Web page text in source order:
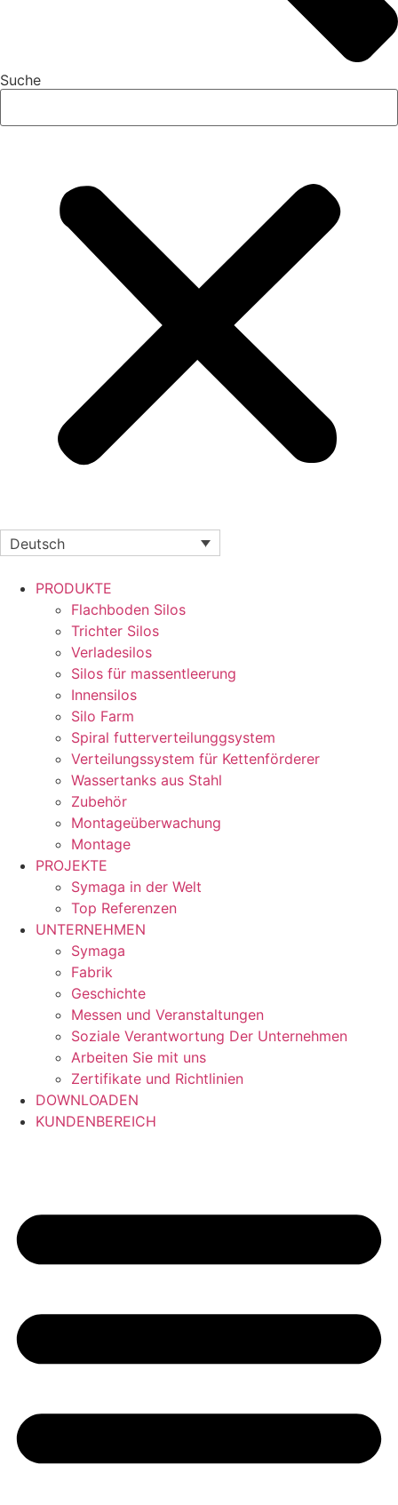
Suche
Deutsch
PRODUKTE
Flachboden Silos
Trichter Silos
Verladesilos
Silos für massentleerung
Innensilos
Silo Farm
Spiral futterverteilunggsystem
Verteilungssystem für Kettenförderer
Wassertanks aus Stahl
Zubehör
Montageüberwachung
Montage
PROJEKTE
Symaga in der Welt
Top Referenzen
UNTERNEHMEN
Symaga
Fabrik
Geschichte
Messen und Veranstaltungen
Soziale Verantwortung Der Unternehmen
Arbeiten Sie mit uns
Zertifikate und Richtlinien
DOWNLOADEN
KUNDENBEREICH